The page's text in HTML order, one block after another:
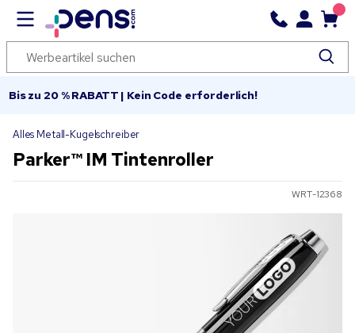
Bis zu 20 % RABATT | Kein Code erforderlich!
Alles Metall-Kugelschreiber
Parker™ IM Tintenroller
WRT-12368